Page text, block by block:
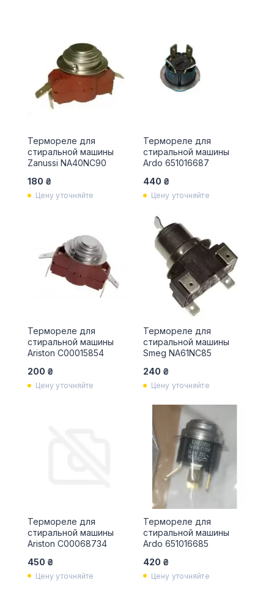
Термореле для
стиральной машины
Zanussi NA40NC90
180 ₴
Цену уточняйте
Термореле для
стиральной машины
Ardo 651016687
440 ₴
Цену уточняйте
Термореле для
стиральной машины
Ariston С00015854
200 ₴
Цену уточняйте
Термореле для
стиральной машины
Smeg NA61NC85
240 ₴
Цену уточняйте
Термореле для
стиральной машины
Ariston С00068734
450 ₴
Цену уточняйте
Термореле для
стиральной машины
Ardo 651016685
420 ₴
Цену уточняйте